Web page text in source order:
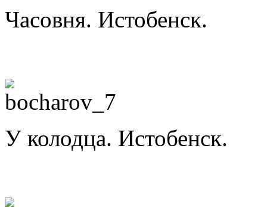
Часовня. Истобенск.
У колодца. Истобенск.